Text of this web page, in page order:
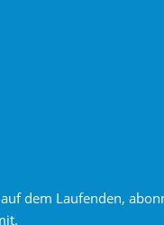
dem Laufenden,